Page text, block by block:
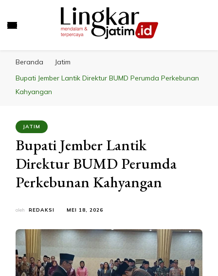
Beranda
Jatim
Bupati Jember Lantik Direktur BUMD Perumda Perkebunan
Kahyangan
JATIM
Bupati Jember Lantik
Direktur BUMD Perumda
Perkebunan Kahyangan
oleh REDAKSI MEI 18, 2026